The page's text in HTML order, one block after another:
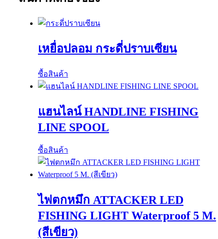
เหยื่อปลอม กระดี่ปราบเซียน
ซื้อสินค้า
แฮนไลน์ HANDLINE FISHING
LINE SPOOL
ซื้อสินค้า
ไฟตกหมึก ATTACKER LED
FISHING LIGHT Waterproof 5 M.
(สีเขียว)